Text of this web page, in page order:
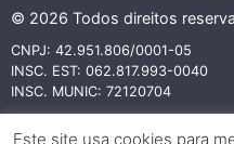
© 2026 Todos direitos
CNPJ: 42.951.806/0001-05
INSC. EST: 062.817.993-0040
INSC. MUNIC: 72120704
Este site usa cookies para